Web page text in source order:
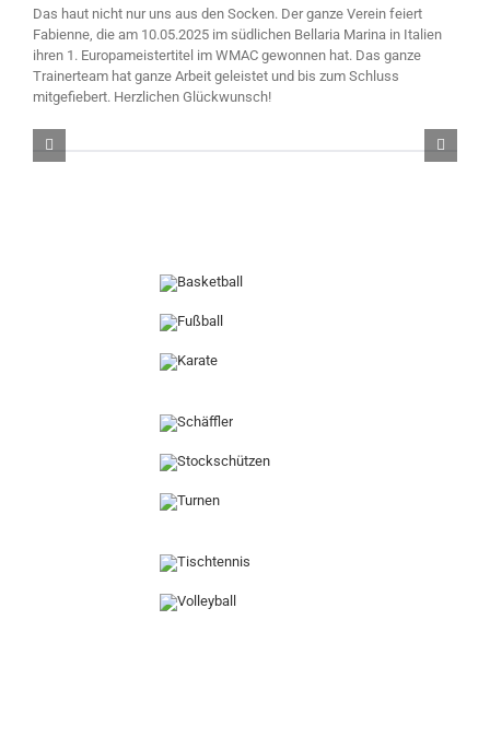
Das haut nicht nur uns aus den Socken. Der ganze Verein feiert
Fabienne, die am 10.05.2025 im südlichen Bellaria Marina in Italien
ihren 1. Europameistertitel im WMAC gewonnen hat. Das ganze
Trainerteam hat ganze Arbeit geleistet und bis zum Schluss
mitgefiebert. Herzlichen Glückwunsch!